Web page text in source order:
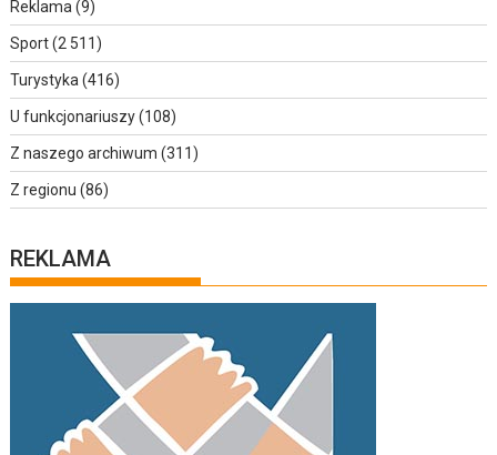
Reklama (9)
Sport(2 511)
Turystyka (416)
U funkcjonariuszy(108)
Z naszego archiwum (311)
Z regionu (86)
REKLAMA